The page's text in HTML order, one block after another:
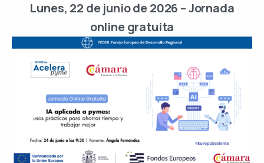
Lunes, 22 de junio de 2026 – Jornada
online gratuita